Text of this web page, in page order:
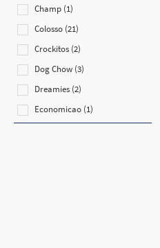
Champ (1)
Colosso (21)
Crockitos (2)
Dog Chow (3)
Dreamies (2)
Economicao (1)